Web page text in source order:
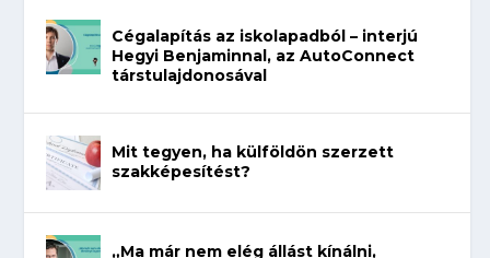
Cégalapítás az iskolapadból – interjú
Hegyi Benjaminnal, az AutoConnect
társtulajdonosával
Mit tegyen, ha külföldön szerzett
szakképesítést?
„Ma már nem elég állást kínálni,